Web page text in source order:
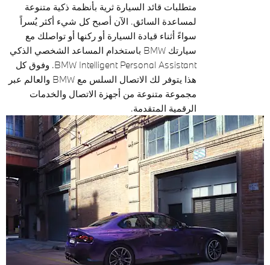
متطلبات قائد السيارة ثرية بأنظمة ذكية متنوعة
لمساعدة السائق. الآن أصبح كل شيء أكثر يُسراً
سواءً أثناء قيادة السيارة أو ركنها أو تواصلك مع
سيارتك BMW باستخدام المساعد الشخصي الذكي
BMW Intelligent Personal Assistant. وفوق كل
هذا يتوفر لك الاتصال السلس مع BMW والعالم عبر
مجموعة متنوعة من أجهزة الاتصال والخدمات
الرقمية المتقدمة.